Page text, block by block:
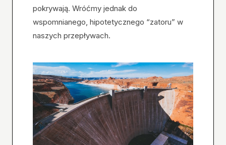
pokrywają. Wróćmy jednak do
wspomnianego, hipotetycznego “zatoru” w
naszych przepływach.